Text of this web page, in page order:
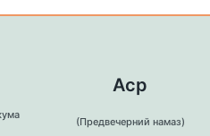
Аср
(Предвечерний намаз)